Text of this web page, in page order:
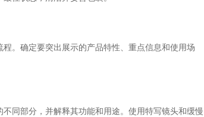
。确定要突出展示的产品特性、重点信息和使用场
同部分，并解释其功能和用途。使用特写镜头和缓慢